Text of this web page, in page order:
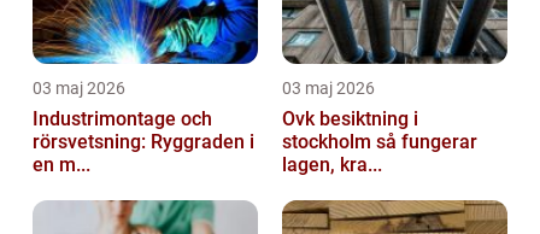
03 maj 2026
Industrimontage och
rörsvetsning: Ryggraden i
en m...
03 maj 2026
Ovk besiktning i
stockholm så fungerar
lagen, kra...